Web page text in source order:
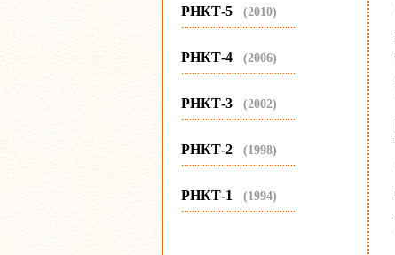
РНКТ-5 (2010)
...........................................
РНКТ-4 (2006)
...........................................
РНКТ-3 (2002)
...........................................
РНКТ-2 (1998)
...........................................
РНКТ-1 (1994)
...........................................